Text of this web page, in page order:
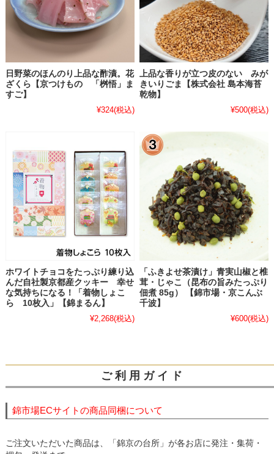
日野菜のほんのり上品な酢漬。花
ざくら【京つけもの 「桝悟」ま
すご】
¥324(税込)
上品な香りが立つ皮のない みが
きいりごま【株式会社 島本海苔
乾物】
¥500(税込)
ホワイトチョコをたっぷり練り込
んだ自社製京都産クッキー 幸せ
な気持ちになる！「着物しょこ
ら 10枚入」【錦まるん】
¥2,268(税込)
「ふきよせ茶漬け」青実山椒と椎
茸・じゃこ（昆布の旨みたっぷり
佃煮 85g） 【錦市場・京こんぶ
千波】
¥600(税込)
ご 利 用 ガ イ ド
錦市場ECサイトの商品同梱について
ご注文いただいた商品は、「錦京の台所」が各お店に発注・集荷・